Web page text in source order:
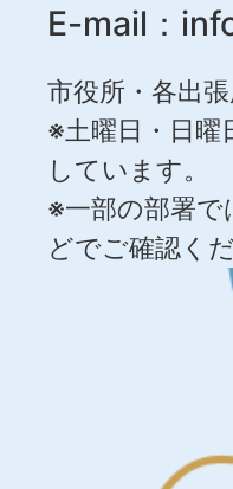
E-mail：
市役所・各出
※土曜日・日曜
しています。
※一部の部署
どでご確認くだ